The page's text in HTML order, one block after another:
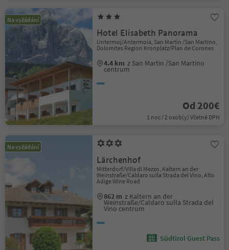
Na vyžádání
Hotel Elisabeth Panorama
Untermoj/Antermoia, San Martin /San Martino,
Dolomites Region Kronplatz/Plan de Corones
4.4 km z San Martin /San Martino
centrum
Od 200€
1 noc / 2 osob(y) Včetně DPH
Na vyžádání
Lärchenhof
Mitterdorf/Villa di Mezzo, Kaltern an der
Weinstraße/Caldaro sulla Strada del Vino, Alto
Adige Wine Road
862 m z Kaltern an der
Weinstraße/Caldaro sulla Strada del
Vino centrum
Südtirol Guest Pass